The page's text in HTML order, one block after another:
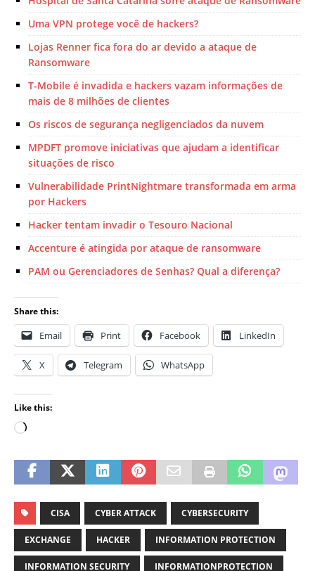
Uma VPN protege você de hackers?
Lojas Renner fica fora do ar devido a ataque de
Ransomware
T-Mobile é invadida e hackers vazam informações de
mais de 8 milhões de clientes
Os riscos de segurança negligenciados da nuvem
MPDFT promove iniciativas que ajudam a identificar
situações de risco
Vulnerabilidade PrintNightmare transformada em arma
por Hackers
Hacker tentam invadir o Tesouro Nacional
Accenture é atingida por ataque de ransomware
PAM ou Gerenciadores de Senhas? Qual a diferença?
Share this:
Email Print Facebook LinkedIn
X Telegram WhatsApp
Like this:
CISA CYBER ATTACK CYBERSECURITY
EXCHANGE HACKER INFORMATION PROTECTION
INFORMATION SECURITY INFORMATIONPROTECTION